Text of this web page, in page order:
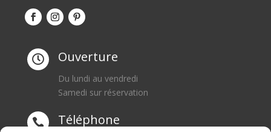
 Ouverture
Du lundi au vendredi
Samedi sur réservation
 Téléphone